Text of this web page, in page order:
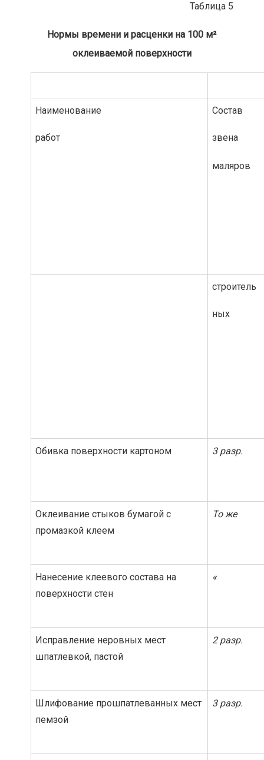
Таблица 5
Нормы времени и расценки на 100 м²
оклеиваемой поверхности
Наименование
работ
Состав
звена
маляров
строитель
ных
Обивка поверхности картоном 3 разр.
Оклеивание стыков бумагой с
промазкой клеем
То же
Нанесение клеевого состава на
поверхности стен
«
Исправление неровных мест
шпатлевкой, пастой
2 разр.
Шлифование прошпатлеванных мест
пемзой
3 разр.